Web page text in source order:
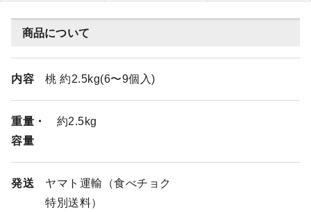
商品について
内容 桃 約2.5kg(6〜9個入)
重量・
容量
約2.5kg
発送
ヤマト運輸（食べチョク
特別送料）